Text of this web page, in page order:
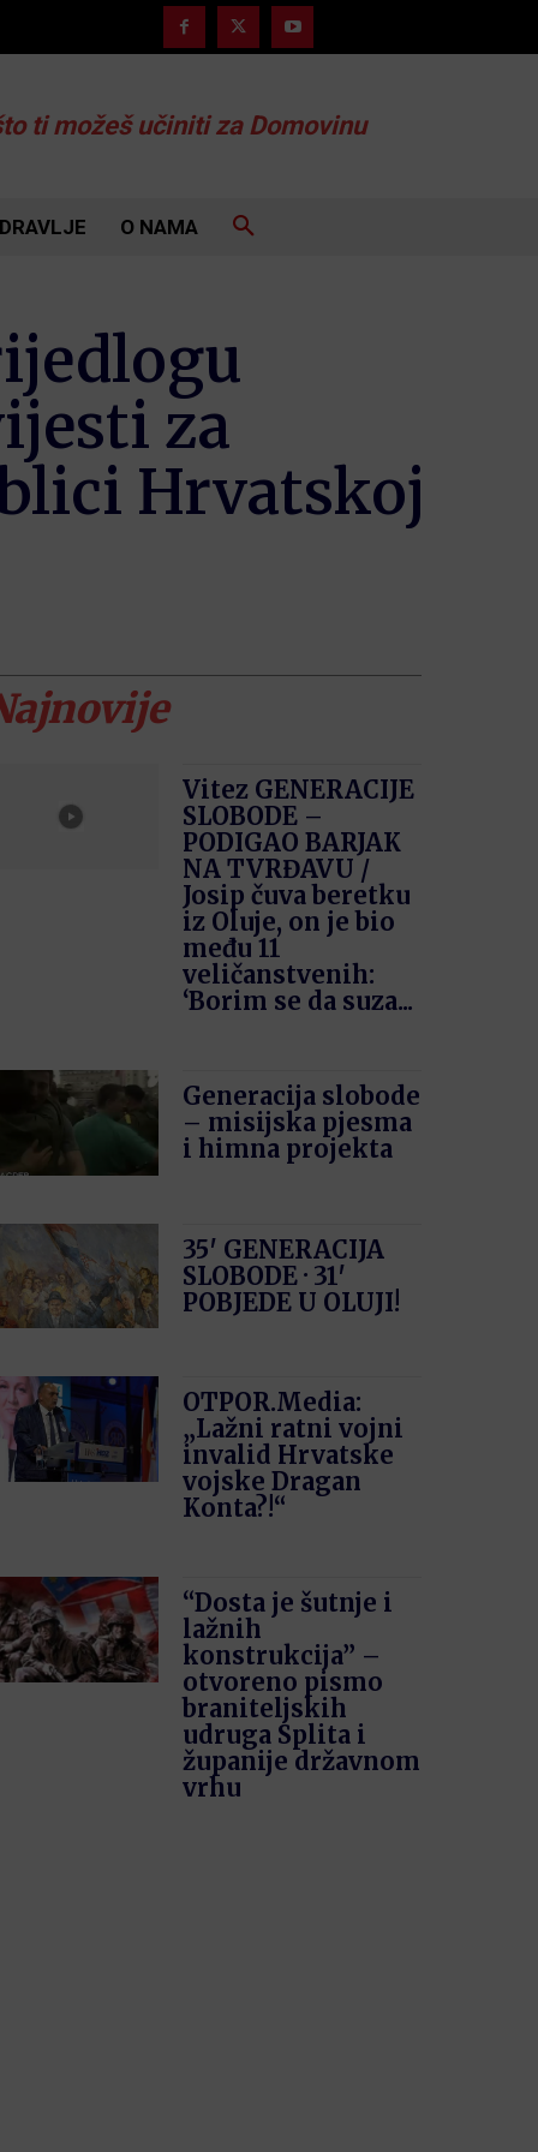
ti možeš učiniti za Domovinu
O NAMA
za
Hrvatskoj
Vitez GENERACIJE
SLOBODE –
PODIGAO BARJAK
NA TVRĐAVU /
Josip čuva beretku
iz Oluje, on je bio
među 11
veličanstvenih:
‘Borim se da suza...
Generacija slobode
– misijska pjesma
i himna projekta
35′ GENERACIJA
SLOBODE · 31′
POBJEDE U OLUJI!
OTPOR.Media:
„Lažni ratni vojni
invalid Hrvatske
vojske Dragan
Konta?!“
“Dosta je šutnje i
lažnih
konstrukcija” –
otvoreno pismo
braniteljskih
udruga Splita i
županije državnom
vrhu